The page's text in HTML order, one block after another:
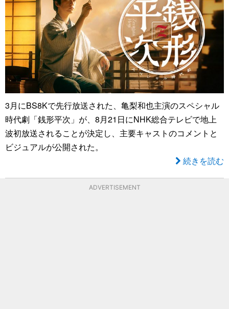
3月にBS8Kで先行放送された、亀梨和也主演のスペシャル
時代劇「銭形平次」が、8月21日にNHK総合テレビで地上
波初放送されることが決定し、主要キャストのコメントと
ビジュアルが公開された。
続きを読む
ADVERTISEMENT